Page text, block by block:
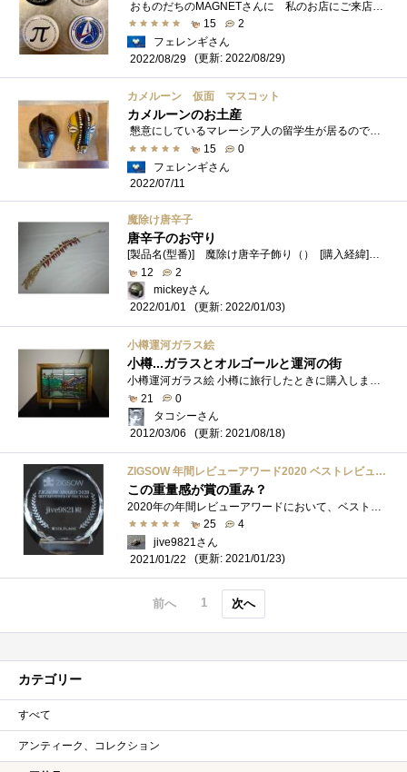
15
2
フェレンギさん
2022/08/29
(更新: 2022/08/29)
カメルーン 仮面 マスコット
カメルーンのお土産
懇意にしているマレーシア人の留学生が居るのですが、彼がカメルーンに研究旅行に出かけた折にこれを と持ってきてくれたお土産なんです。...
15
0
フェレンギさん
2022/07/11
魔除け唐辛子
唐辛子のお守り
[製品名(型番)] 魔除け唐辛子飾り（） [購入経緯] 父親が毎年作成。 [内容] 魔除け唐辛子飾りになります。 中国では、唐辛子が魔除け・厄...
12
2
mickeyさん
2022/01/01
(更新: 2022/01/03)
小樽運河ガラス絵
小樽...ガラスとオルゴールと運河の街
小樽運河ガラス絵 小樽に旅行したときに購入しました 小樽運河の風景をステンドグラス風にした工芸品です2003年頃かそれ以前です ..北一硝子�...
21
0
タコシーさん
2012/03/06
(更新: 2021/08/18)
ZIGSOW 年間レビューアワード2020 ベストレビュアー記念盾
この重量感が賞の重み？
25
4
jive9821さん
2021/01/22
(更新: 2021/01/23)
前へ 1 次へ
カテゴリー
すべて
アンティーク、コレクション